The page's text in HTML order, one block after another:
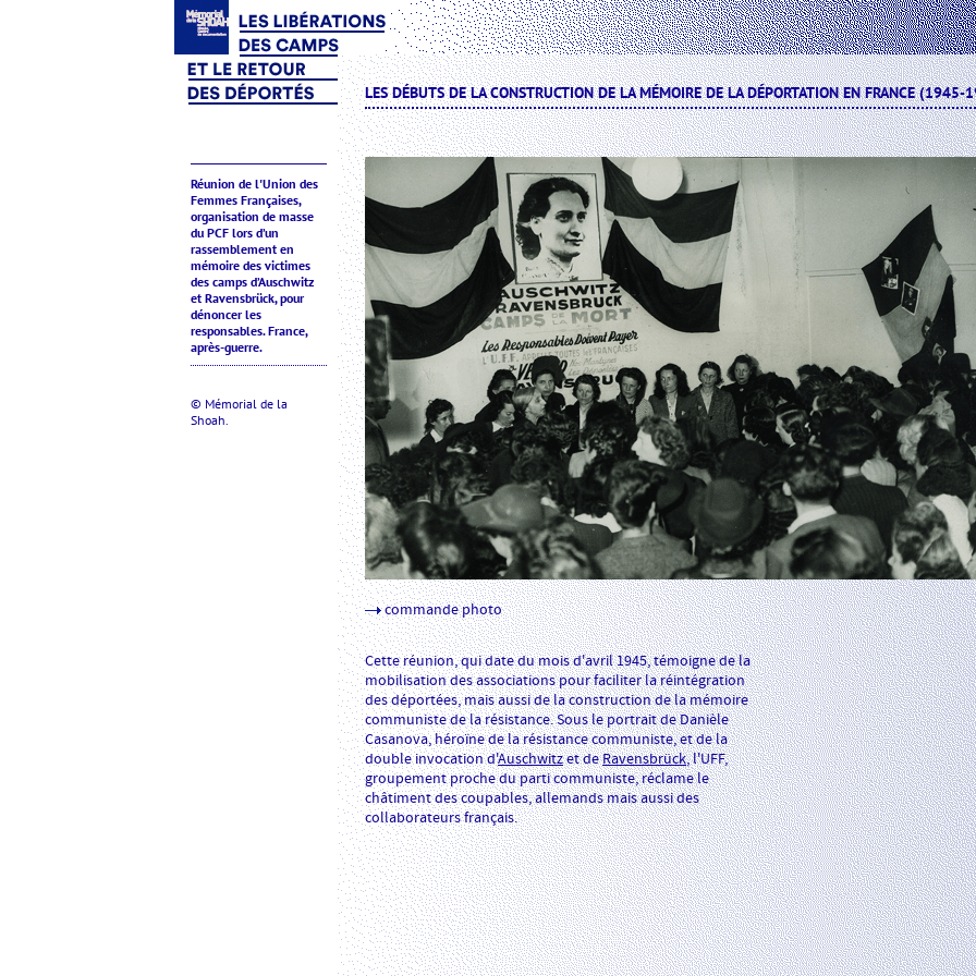
Réunion de l'Union des
Femmes Françaises,
organisation de masse
du PCF lors d’un
rassemblement en
mémoire des victimes
des camps d’Auschwitz
et Ravensbrück, pour
dénoncer les
responsables. France,
après-guerre.
© Mémorial de la
Shoah.
LES DÉBUTS DE LA CONSTRUCTION DE LA MÉMOIRE DE LA DÉPORTATION EN FRANCE (1945-
commande photo
Cette réunion, qui date du mois d'avril 1945, témoigne de la
mobilisation des associations pour faciliter la réintégration
des déportées, mais aussi de la construction de la mémoire
communiste de la résistance. Sous le portrait de Danièle
Casanova, héroïne de la résistance communiste, et de la
double invocation d'Auschwitzet deRavensbrück, l'UFF,
groupement proche du parti communiste, réclame le
châtiment des coupables, allemands mais aussi des
collaborateurs français.